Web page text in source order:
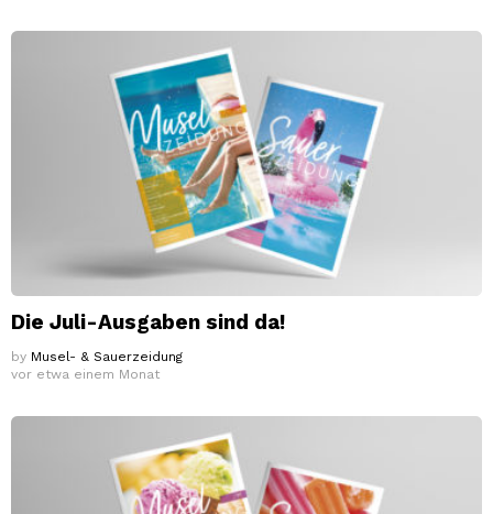
Die Juli-Ausgaben sind da!
by Musel- & Sauerzeidung
vor etwa einem Monat